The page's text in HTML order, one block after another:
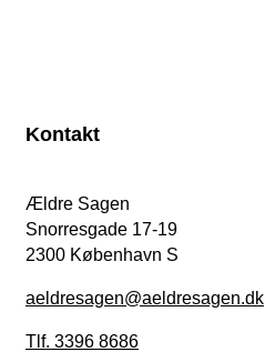
Kontakt
Ældre Sagen
Snorresgade 17-19
2300 København S
aeldresagen@aeldresagen.dk
Tlf. 3396 8686